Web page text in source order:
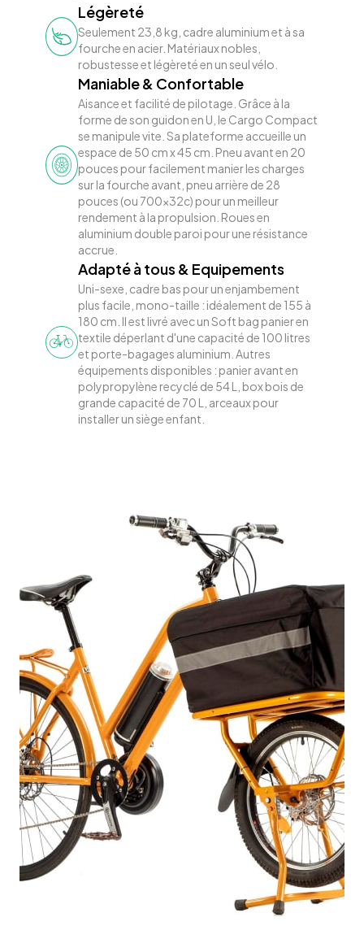
Légèreté
Seulement 23,8 kg, cadre aluminium et à sa
fourche en acier. Matériaux nobles,
robustesse et légèreté en un seul vélo.
Maniable & Confortable
Aisance et facilité de pilotage. Grâce à la
forme de son guidon en U, le Cargo Compact
se manipule vite. Sa plateforme accueille un
espace de 50 cm x 45 cm. Pneu avant en 20
pouces pour facilement manier les charges
sur la fourche avant, pneu arrière de 28
pouces (ou 700x32c) pour un meilleur
rendement à la propulsion. Roues en
aluminium double paroi pour une résistance
accrue.
Adapté à tous & Equipements
Uni-sexe, cadre bas pour un enjambement
plus facile, mono-taille : idéalement de 155 à
180 cm. Il est livré avec un Soft bag panier en
textile déperlant d'une capacité de 100 litres
et porte-bagages aluminium. Autres
équipements disponibles : panier avant en
polypropylène recyclé de 54 L, box bois de
grande capacité de 70 L, arceaux pour
installer un siège enfant.